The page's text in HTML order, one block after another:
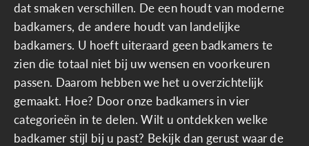
dat smaken verschillen. De een houdt van moderne
badkamers, de andere houdt van landelijke
badkamers. U hoeft uiteraard geen badkamers te
zien die totaal niet bij uw wensen en voorkeuren
passen. Daarom hebben we het u overzichtelijk
gemaakt. Hoe? Door onze badkamers in vier
categorieën in te delen. Wilt u ontdekken welke
badkamer stijl bij u past? Bekijk dan gerust waar de